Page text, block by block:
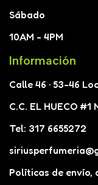
Sábado
10AM - 4PM
Información
Calle 46 · 53-46
C.C. EL HUECO #1
Tel: 317 6655272
Políticas de envío,